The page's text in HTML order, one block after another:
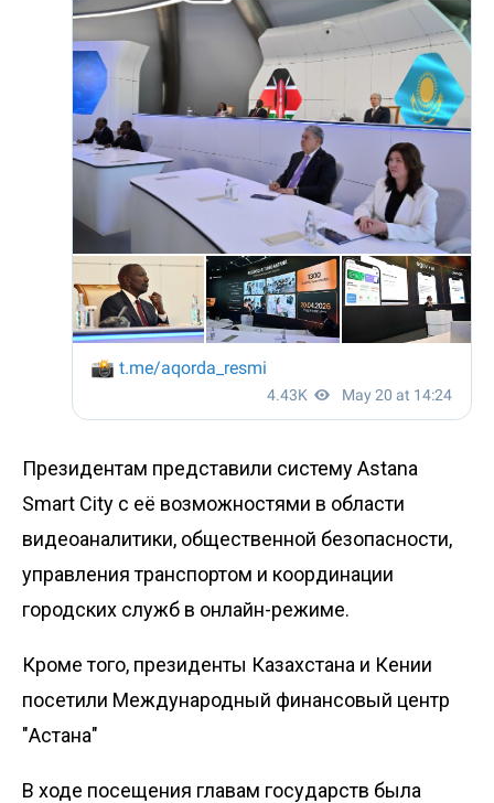
Президентам представили систему Astana
Smart City с её возможностями в области
видеоаналитики, общественной безопасности,
управления транспортом и координации
городских служб в онлайн-режиме.
Кроме того, президенты Казахстана и Кении
посетили Международный финансовый центр
"Астана"
В ходе посещения главам государств была